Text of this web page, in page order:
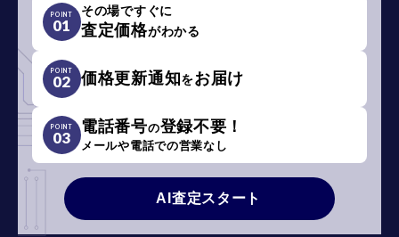
POINT
01
その場ですぐに
査定価格がわかる
POINT
02 価格更新通知をお届け
POINT
03
電話番号の登録不要！
メールや電話での営業なし
AI査定スタート